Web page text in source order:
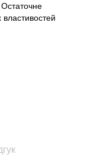
властивостей